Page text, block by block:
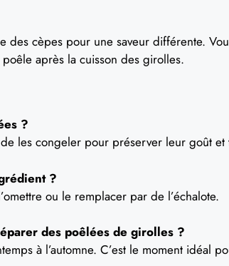
des cèpes pour une saveur différente.
après la cuisson des girolles.
?
les congeler pour préserver leur goût et
?
ou le remplacer par de l’échalote.
des poêlées de girolles ?
à l’automne. C’est le moment idéal